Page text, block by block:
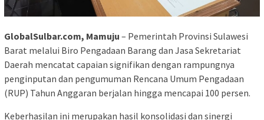
GlobalSulbar.com, Mamuju – Pemerintah Provinsi Sulawesi
Barat melalui Biro Pengadaan Barang dan Jasa Sekretariat
Daerah mencatat capaian signifikan dengan rampungnya
penginputan dan pengumuman Rencana Umum Pengadaan
(RUP) Tahun Anggaran berjalan hingga mencapai 100 persen.
Keberhasilan ini merupakan hasil konsolidasi dan sinergi